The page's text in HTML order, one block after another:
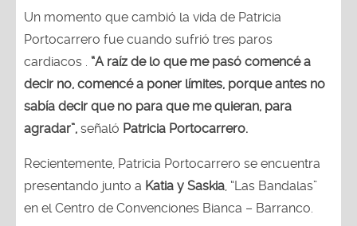
Un momento que cambió la vida de Patricia
Portocarrero fue cuando sufrió tres paros
cardiacos . “A raíz de lo que me pasó comencé a
decir no, comencé a poner límites, porque antes no
sabía decir que no para que me quieran, para
agradar”, señaló Patricia Portocarrero.
Recientemente, Patricia Portocarrero se encuentra
presentando junto a Katia y Saskia, “Las Bandalas”
en el Centro de Convenciones Bianca – Barranco.